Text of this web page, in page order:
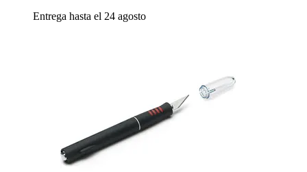
Entrega hasta el 24 agosto